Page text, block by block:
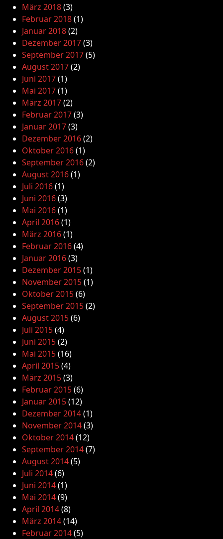
März 2018(3)
Februar 2018(1)
Januar 2018(2)
Dezember 2017(3)
September 2017(5)
August 2017(2)
Juni 2017(1)
Mai 2017(1)
März 2017(2)
Februar 2017(3)
Januar 2017(3)
Dezember 2016(2)
Oktober 2016(1)
September 2016(2)
August 2016(1)
Juli 2016(1)
Juni 2016(3)
Mai 2016(1)
April 2016(1)
März 2016(1)
Februar 2016(4)
Januar 2016(3)
Dezember 2015(1)
November 2015(1)
Oktober 2015(6)
September 2015(2)
August 2015(6)
Juli 2015(4)
Juni 2015(2)
Mai 2015(16)
April 2015(4)
März 2015(3)
Februar 2015(6)
Januar 2015(12)
Dezember 2014(1)
November 2014(3)
Oktober 2014(12)
September 2014(7)
August 2014(5)
Juli 2014(6)
Juni 2014(1)
Mai 2014(9)
April 2014(8)
März 2014(14)
Februar 2014(5)